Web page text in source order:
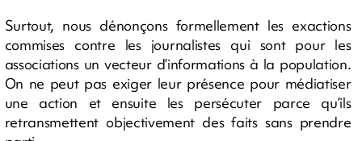
Surtout, nous dénonçons formellement les exactions
commises contre les journalistes qui sont pour les
associations un vecteur d’informations à la population.
On ne peut pas exiger leur présence pour médiatiser
une action et ensuite les persécuter parce qu’ils
retransmettent objectivement des faits sans prendre